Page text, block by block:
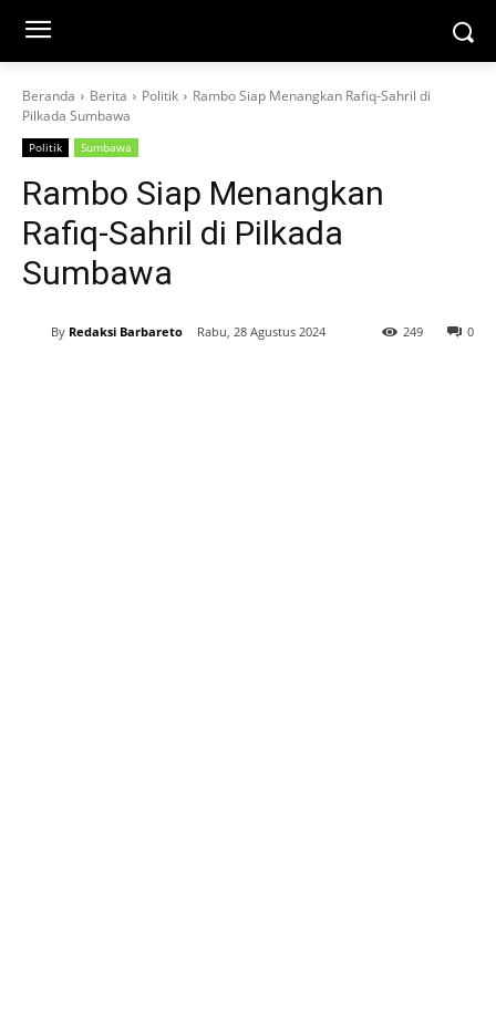
Beranda Berita Politik
Rambo Siap Menangkan Rafiq-Sahril di
Pilkada Sumbawa
Politik Sumbawa
Rambo Siap Menangkan
Rafiq-Sahril di Pilkada
Sumbawa
By Redaksi Barbareto Rabu, 28 Agustus 2024 0
249